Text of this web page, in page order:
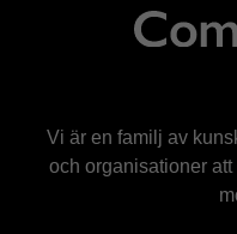
Vi är en familj av
och organisationer